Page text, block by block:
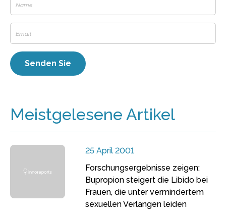
Meistgelesene Artikel
25 April 2001
Forschungsergebnisse zeigen:
Bupropion steigert die Libido bei
Frauen, die unter vermindertem
sexuellen Verlangen leiden